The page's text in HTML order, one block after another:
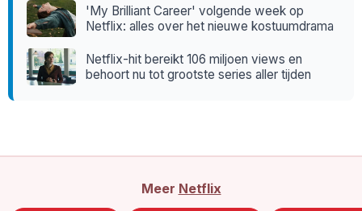
'My Brilliant Career' volgende week op
Netflix: alles over het nieuwe kostuumdrama
Netflix-hit bereikt 106 miljoen views en
behoort nu tot grootste series aller tijden
Meer Netflix